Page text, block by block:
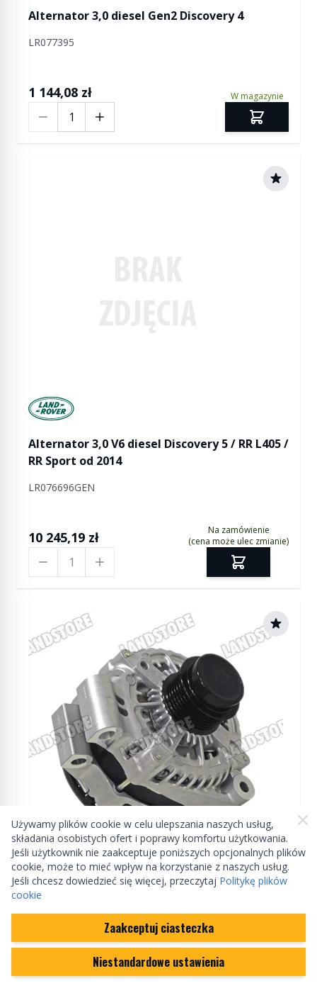
Używamy plików cookie w celu ulepszania naszych usług,
składania osobistych ofert i poprawy komfortu użytkowania.
Jeśli użytkownik nie zaakceptuje poniższych opcjonalnych plików
cookie, może to mieć wpływ na korzystanie z naszych usług.
Jeśli chcesz dowiedzieć się więcej, przeczytaj Politykę plików
cookie
Zaakceptuj ciasteczka
Niestandardowe ustawienia
Alternator 3,0 diesel Gen2 Discovery 4
LR077395
1 144,08 zł W magazynie
Manufactured by Land rover
Alternator 3,0 V6 diesel Discovery 5 / RR L405 /
RR Sport od 2014
LR076696GEN
10 245,19 zł
Na zamówienie
(cena może ulec zmianie)
ZAMIENNIK
Alternator 3,0 V6 diesel Discovery 5 / RR L405 /
1 141,55 zł